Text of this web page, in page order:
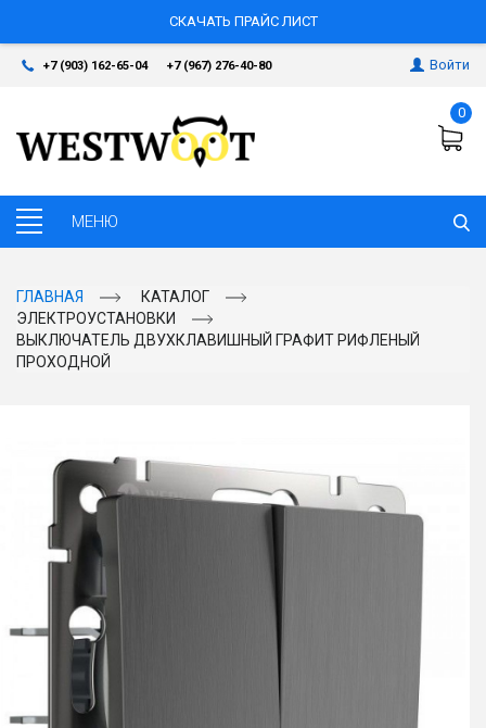
СКАЧАТЬ ПРАЙС ЛИСТ
+7 (903) 162-65-04 +7 (967) 276-40-80 Войти
0
ГЛАВНАЯ
КАТАЛОГ
ЭЛЕКТРОУСТАНОВКИ
ВЫКЛЮЧАТЕЛЬ ДВУХКЛАВИШНЫЙ ГРАФИТ РИФЛЕНЫЙ
ПРОХОДНОЙ